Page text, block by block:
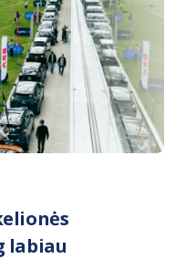
labiau